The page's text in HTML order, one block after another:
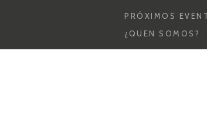
PRÓXIMOS
¿QUEN SOMOS?